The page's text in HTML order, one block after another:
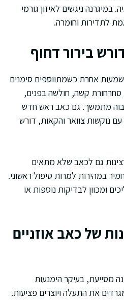
ניגשים לאיזון גורמי
לתדירות וחומרה.
בירור דחוף
אחרת כשמתווספים סימנים
קשה, חולשה בפנים,
גבוה מתמשך. גם כאב ראש חדש
נוקשות צוואר והקאות, דורש
גם לכאב שלא מתאים
במהירות למרות טיפול ראשוני.
ומכוון לבדיקות נוספות או
של כאב אוזניים
מסייעת, בעיקר הימנעות
את התעלה ויוצרים פציעות.